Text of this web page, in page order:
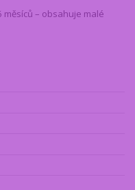
– obsahuje malé